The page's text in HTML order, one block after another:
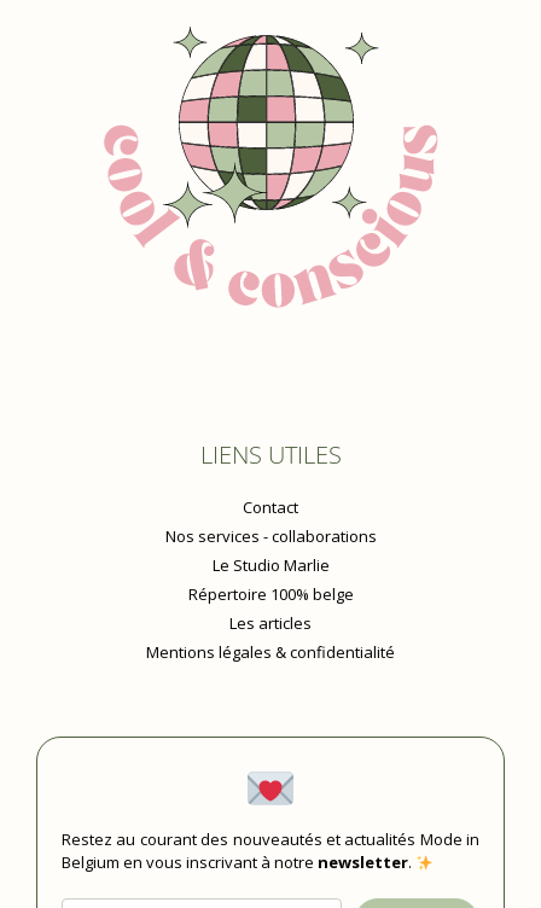
LIENS UTILES
Contact
Nos services - collaborations
Le Studio Marlie
Répertoire 100% belge
Les articles
Mentions légales & confidentialité
Restez au courant des nouveautés et actualités Mode in
Belgium en vous inscrivant à notre newsletter.